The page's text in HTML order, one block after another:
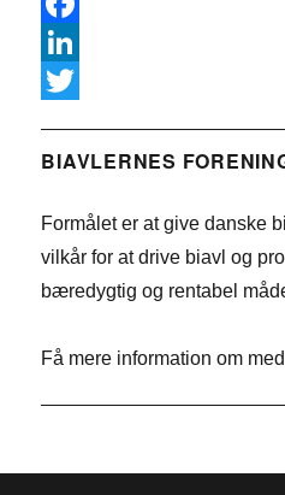
F
a
e
o
L
n
e
n
w
t
r
BIAVLERNES
Formålet er at give danske
vilkår for at drive biavl og
bæredygtig og rentabel
Få mere information om